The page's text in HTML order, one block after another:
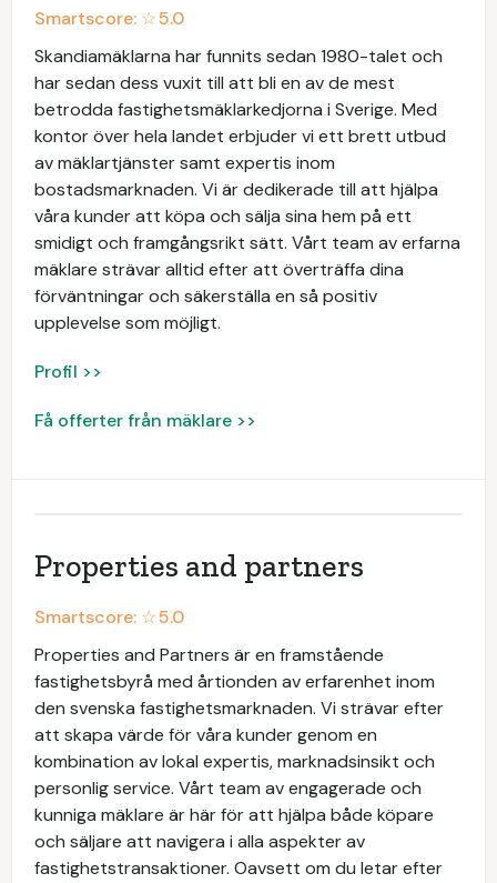
Smartscore: ☆5.0
Skandiamäklarna har funnits sedan 1980-talet och
har sedan dess vuxit till att bli en av de mest
betrodda fastighetsmäklarkedjorna i Sverige. Med
kontor över hela landet erbjuder vi ett brett utbud
av mäklartjänster samt expertis inom
bostadsmarknaden. Vi är dedikerade till att hjälpa
våra kunder att köpa och sälja sina hem på ett
smidigt och framgångsrikt sätt. Vårt team av erfarna
mäklare strävar alltid efter att överträffa dina
förväntningar och säkerställa en så positiv
upplevelse som möjligt.
Profil >>
Få offerter från mäklare >>
Properties and partners
Smartscore: ☆5.0
Properties and Partners är en framstående
fastighetsbyrå med årtionden av erfarenhet inom
den svenska fastighetsmarknaden. Vi strävar efter
att skapa värde för våra kunder genom en
kombination av lokal expertis, marknadsinsikt och
personlig service. Vårt team av engagerade och
kunniga mäklare är här för att hjälpa både köpare
och säljare att navigera i alla aspekter av
fastighetstransaktioner. Oavsett om du letar efter